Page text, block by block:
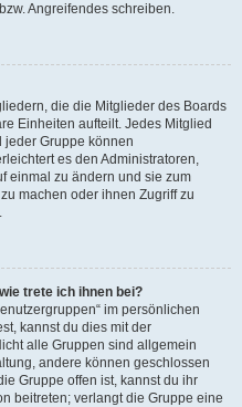
Angreifendes schreiben.
die die Mitglieder des Boards
Einheiten aufteilt. Jedes Mitglied
jeder Gruppe können
es den Administratoren,
einmal zu ändern und sie zum
machen oder ihnen Zugriff zu
trete ich ihnen bei?
im persönlichen
kannst du dies mit der
alle Gruppen sind allgemein
andere können geschlossen
Gruppe offen ist, kannst du ihr
beitreten; verlangt die Gruppe eine